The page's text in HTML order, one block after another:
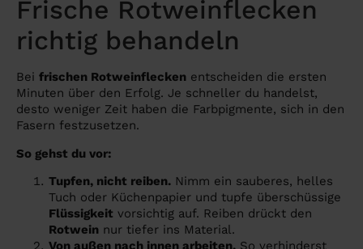
Frische Rotweinflecken
richtig behandeln
Bei frischen Rotweinflecken entscheiden die ersten
Minuten über den Erfolg. Je schneller du handelst,
desto weniger Zeit haben die Farbpigmente, sich in den
Fasern festzusetzen.
So gehst du vor:
Tupfen, nicht reiben. Nimm ein sauberes, helles
Tuch oder Küchenpapier und tupfe überschüssige
Flüssigkeit vorsichtig auf. Reiben drückt den
Rotwein nur tiefer ins Material.
Von außen nach innen arbeiten. So verhinderst